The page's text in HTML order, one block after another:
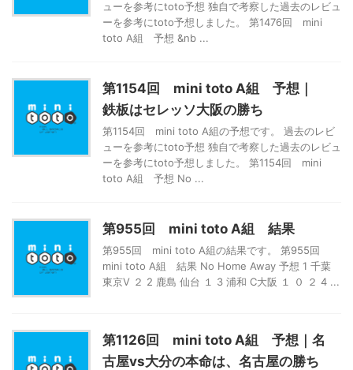
ューを参考にtoto予想 独自で考察した過去のレビュ
ーを参考にtoto予想しました。 第1476回 mini
toto A組 予想 &nb ...
第1154回 mini toto A組 予想｜
鉄板はセレッソ大阪の勝ち
第1154回 mini toto A組の予想です。 過去のレビ
ューを参考にtoto予想 独自で考察した過去のレビュ
ーを参考にtoto予想しました。 第1154回 mini
toto A組 予想 No ...
第955回 mini toto A組 結果
第955回 mini toto A組の結果です。 第955回
mini toto A組 結果 No Home Away 予想 1 千葉
東京V ２ 2 鹿島 仙台 １ 3 浦和 C大阪 １ ０ ２ 4 ...
第1126回 mini toto A組 予想｜名
古屋vs大分の本命は、名古屋の勝ち